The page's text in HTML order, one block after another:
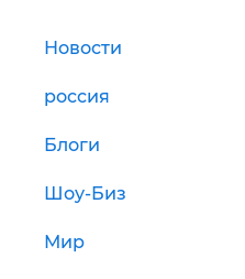
Новости
россия
Блоги
Шоу-Биз
Мир